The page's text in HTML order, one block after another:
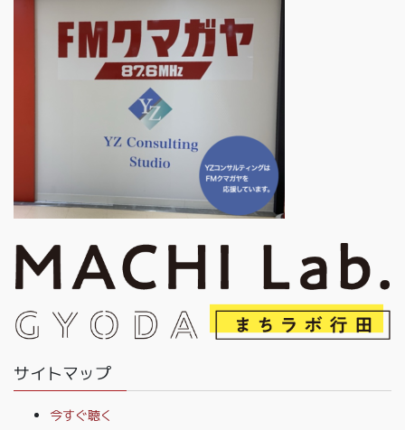
サイトマップ
今すぐ聴く